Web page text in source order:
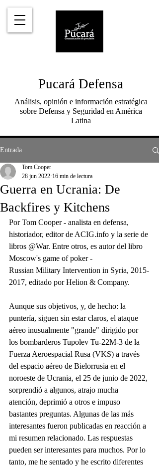
Pucará Defensa
Análisis, opinión e información estratégica
sobre Defensa y Seguridad en América
Latina
Entrada
Guerra en Ucrania: De
Backfires y Kitchens
Tom Cooper
28 jun 2022 16 min de lectura
Por Tom Cooper - analista en defensa,
historiador, editor de ACIG.info y la serie de
libros @War. Entre otros, es autor del libro
Moscow's game of poker -
Russian Military Intervention in Syria, 2015-
2017, editado por Helion & Company.
Aunque sus objetivos, y, de hecho: la
puntería, siguen sin estar claros, el ataque
aéreo inusualmente "grande" dirigido por
los bombarderos Tupolev Tu-22M-3 de la
Fuerza Aeroespacial Rusa (VKS) a través
del espacio aéreo de Bielorrusia en el
noroeste de Ucrania, el 25 de junio de 2022,
sorprendió a algunos, atrajo mucha
atención, deprimió a otros e impuso
bastantes preguntas. Algunas de las más
interesantes fueron publicadas en reacción a
mi resumen relacionado. Las respuestas
pueden ser interesantes para muchos. Por lo
tanto, me he sentado y he escrito diferentes